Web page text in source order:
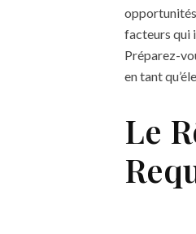
opportunités
facteurs qui
Préparez-
en tant
Le